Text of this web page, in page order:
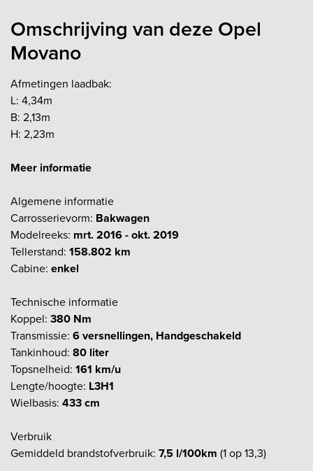
Omschrijving van deze Opel
Movano
Afmetingen laadbak:
L: 4,34m
B: 2,13m
H: 2,23m
Meer informatie
Algemene informatie
Carrosserievorm: Bakwagen
Modelreeks: mrt. 2016 - okt. 2019
Tellerstand: 158.802 km
Cabine: enkel
Technische informatie
Koppel: 380 Nm
Transmissie: 6 versnellingen, Handgeschakeld
Tankinhoud: 80 liter
Topsnelheid: 161 km/u
Lengte/hoogte: L3H1
Wielbasis: 433 cm
Verbruik
Gemiddeld brandstofverbruik: 7,5 l/100km (1 op 13,3)